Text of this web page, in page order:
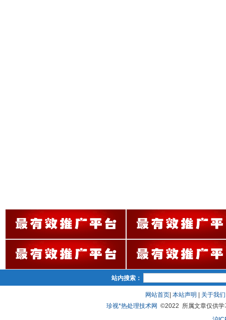
站内搜索：
网站首页| 本站声明 关于我们
珍视*热处理技术网 ©2022 所属文章仅供学